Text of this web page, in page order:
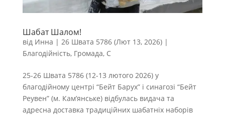
Шабат Шалом!
від Инна | 26 Швата 5786 (Лют 13, 2026)|
Благодійність, Громада, С
25-26 Швата 5786 (12-13 лютого 2026) у
благодійному центрі “Бейт Барух” і синагозі “Бейт
Реувен” (м. Кам’янське) відбулась видача та
адресна доставка традиційних шабатніх наборів